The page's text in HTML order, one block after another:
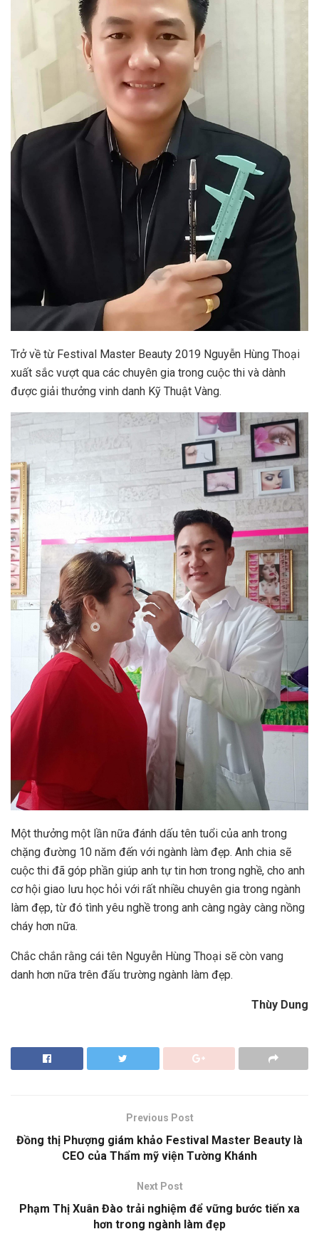
Trở về từ Festival Master Beauty 2019 Nguyễn Hùng Thoại
xuất sắc vượt qua các chuyên gia trong cuộc thi và dành
được giải thưởng vinh danh Kỹ Thuật Vàng.
Một thưởng một lần nữa đánh dấu tên tuổi của anh trong
chặng đường 10 năm đến với ngành làm đẹp. Anh chia sẽ
cuộc thi đã góp phần giúp anh tự tin hơn trong nghề, cho anh
cơ hội giao lưu học hỏi với rất nhiều chuyên gia trong ngành
làm đẹp, từ đó tình yêu nghề trong anh càng ngày càng nồng
cháy hơn nữa.
Chắc chắn rằng cái tên Nguyễn Hùng Thoại sẽ còn vang
danh hơn nữa trên đấu trường ngành làm đẹp.
Thùy Dung
Previous Post
Đồng thị Phượng giám khảo Festival Master Beauty là
CEO của Thẩm mỹ viện Tường Khánh
Next Post
Phạm Thị Xuân Đào trải nghiệm để vững bước tiến xa
hơn trong ngành làm đẹp